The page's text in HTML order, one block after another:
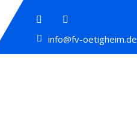
info@fv-oetigheim.de